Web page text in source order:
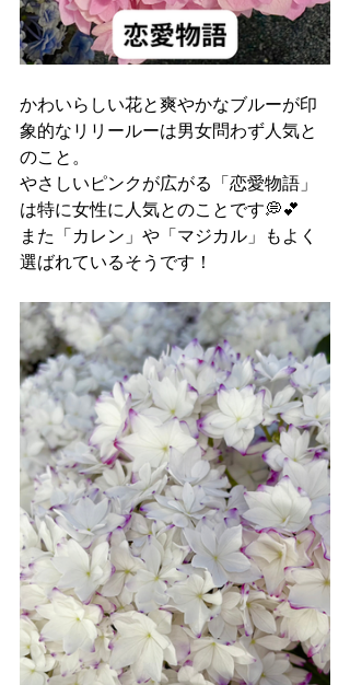
かわいらしい花と爽やかなブルーが印
象的なリリールーは男女問わず人気と
のこと。
やさしいピンクが広がる「恋愛物語」
は特に女性に人気とのことです💭💕
また「カレン」や「マジカル」もよく
選ばれているそうです！